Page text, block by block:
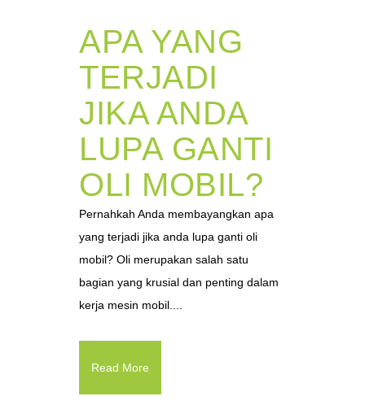
APA YANG
TERJADI
JIKA ANDA
LUPA GANTI
OLI MOBIL?
Pernahkah Anda membayangkan apa
yang terjadi jika anda lupa ganti oli
mobil? Oli merupakan salah satu
bagian yang krusial dan penting dalam
kerja mesin mobil....
Read More